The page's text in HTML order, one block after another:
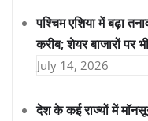
पश्चिम एशिया में बढ़ा
करीब; शेयर बाजारों पर
July 14, 2026
देश के कई राज्यों में